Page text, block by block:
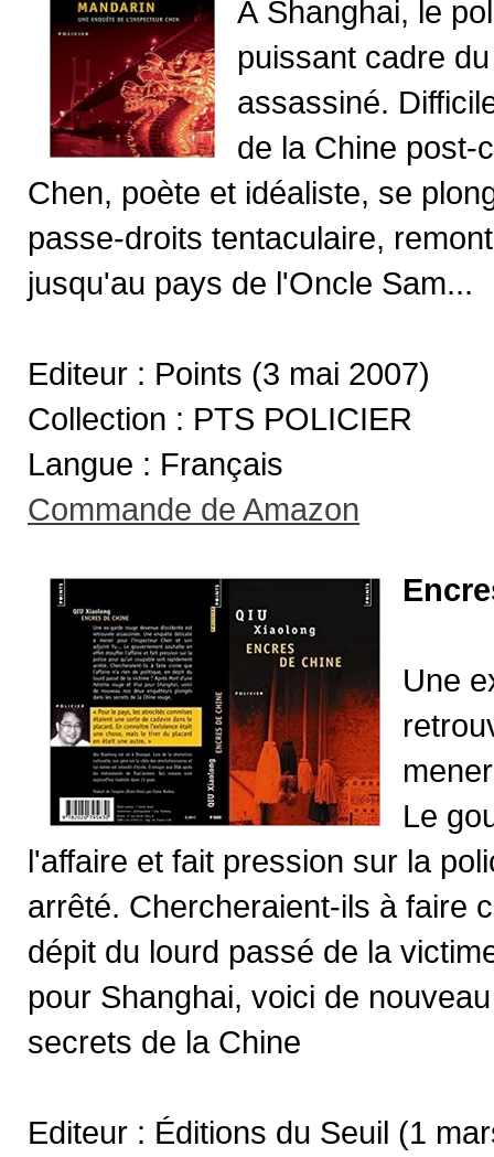
À Shanghai, le
puissant cadre
assassiné.
de la Chine post-
Chen, poète et idéaliste, se
passe-droits tentaculaire,
jusqu'au pays de l'Oncle Sam...
Editeur : Points (3 mai 2007)
Collection : PTS POLICIER
Langue : Français
Commande de Amazon
Une
Le
l'affaire et fait pression sur la
arrêté. Chercheraient-ils à faire
dépit du lourd passé de la
pour Shanghai, voici de
secrets de la Chine
Editeur : Éditions du Seuil (1